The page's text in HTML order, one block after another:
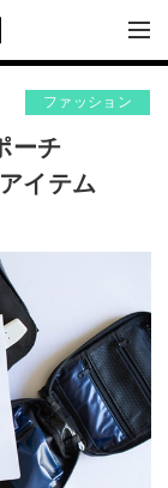
ファッション
ーチ
イテム